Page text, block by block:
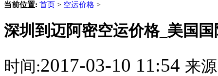
当前位置: 首页 > 空运价格 >
深圳到迈阿密空运价格_美国
时间:2017-03-10 11:54 来